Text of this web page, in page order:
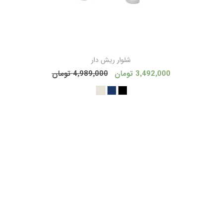
شلوار ریش دار
3٬492٬000 تومان 4٬989٬000 تومان